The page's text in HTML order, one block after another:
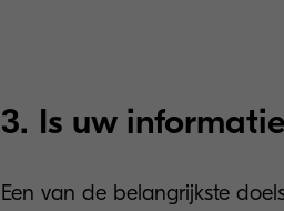
3. Is uw
Een van de belangrijkste